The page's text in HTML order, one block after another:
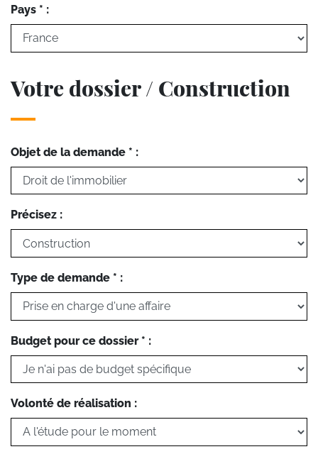
Pays * :
Votre dossier / Construction
Objet de la demande * :
Précisez :
Type de demande * :
Budget pour ce dossier * :
Volonté de réalisation :